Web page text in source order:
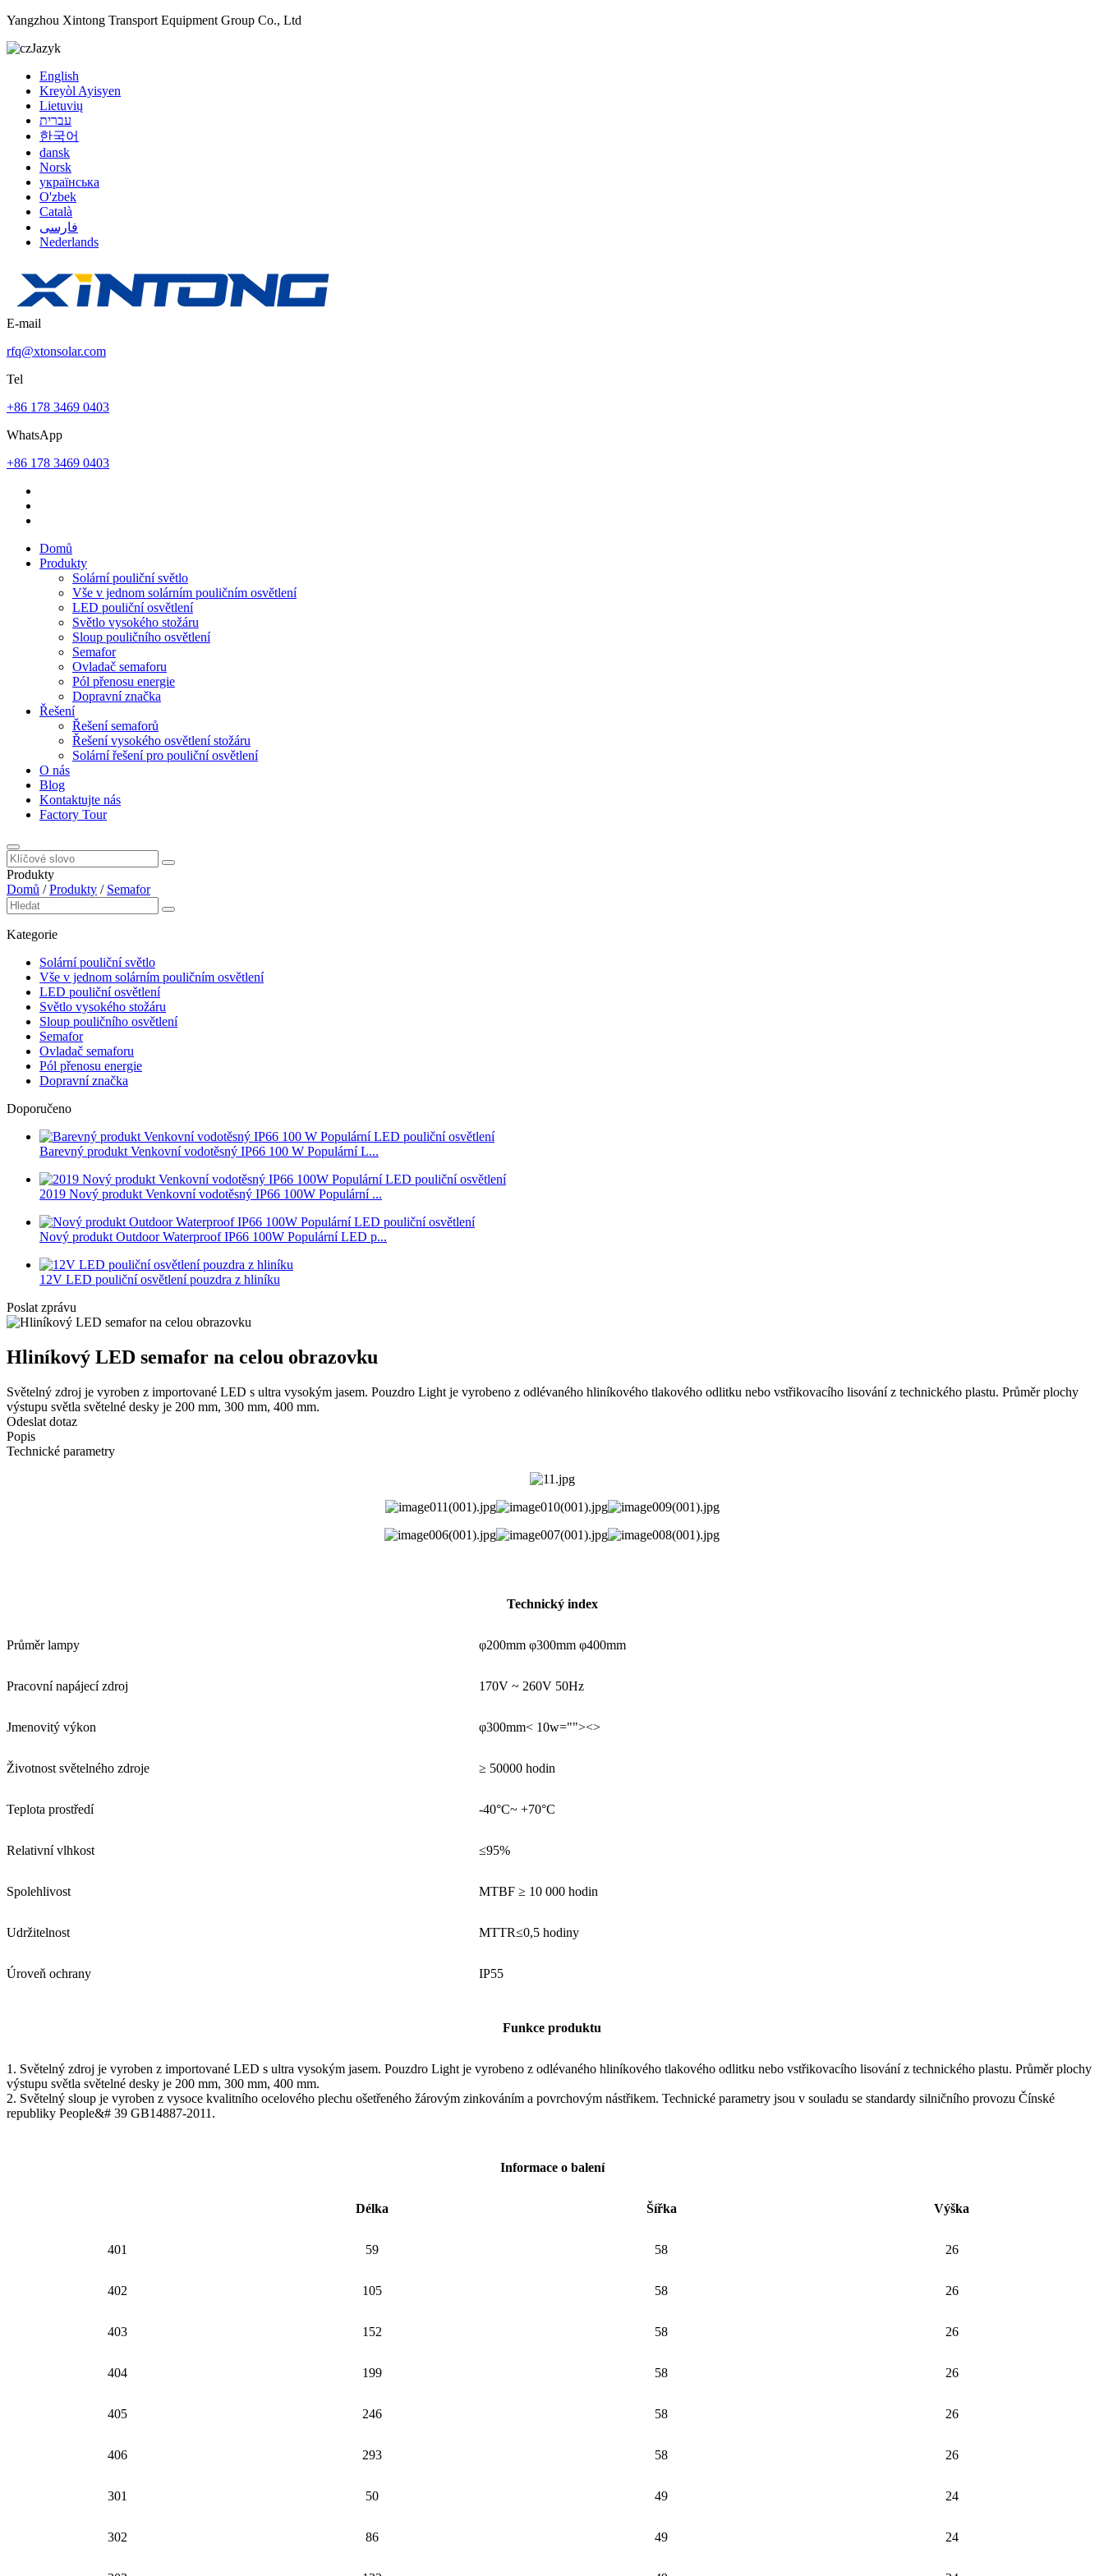
Yangzhou Xintong Transport Equipment Group Co., Ltd
Jazyk
English
Kreyòl Ayisyen
Lietuvių
עברית
한국어
dansk
Norsk
українська
O'zbek
Català
فارسی
Nederlands
E-mail
rfq@xtonsolar.com
Tel
+86 178 3469 0403
WhatsApp
+86 178 3469 0403
Domů
Produkty
Solární pouliční světlo
Vše v jednom solárním pouličním osvětlení
LED pouliční osvětlení
Světlo vysokého stožáru
Sloup pouličního osvětlení
Semafor
Ovladač semaforu
Pól přenosu energie
Dopravní značka
Řešení
Řešení semaforů
Řešení vysokého osvětlení stožáru
Solární řešení pro pouliční osvětlení
O nás
Blog
Kontaktujte nás
Factory Tour
Produkty
Domů /Produkty / Semafor
Kategorie
Solární pouliční světlo
Vše v jednom solárním pouličním osvětlení
LED pouliční osvětlení
Světlo vysokého stožáru
Sloup pouličního osvětlení
Semafor
Ovladač semaforu
Pól přenosu energie
Dopravní značka
Doporučeno
Barevný produkt Venkovní vodotěsný IP66 100 W Populární L...
2019 Nový produkt Venkovní vodotěsný IP66 100W Populární ...
Nový produkt Outdoor Waterproof IP66 100W Populární LED p...
12V LED pouliční osvětlení pouzdra z hliníku
Poslat zprávu
Hliníkový LED semafor na celou obrazovku
Světelný zdroj je vyroben z importované LED s ultra vysokým jasem. Pouzdro Light je vyrobeno z odlévaného hliníkového tlakového odlitku nebo vstřikovacího lisování z technického plastu. Průměr plochy
výstupu světla světelné desky je 200 mm, 300 mm, 400 mm.
Odeslat dotaz
Popis
Technické parametry
Technický index
Průměr lampy φ200mm φ300mm φ400mm
Pracovní napájecí zdroj 170V ~ 260V 50Hz
Jmenovitý výkon φ300mm< 10w=""><>
Životnost světelného zdroje ≥ 50000 hodin
Teplota prostředí -40°C~ +70°C
Relativní vlhkost ≤95%
Spolehlivost MTBF ≥ 10 000 hodin
Udržitelnost MTTR≤0,5 hodiny
Úroveň ochrany IP55
Funkce produktu
1. Světelný zdroj je vyroben z importované LED s ultra vysokým jasem. Pouzdro Light je vyrobeno z odlévaného hliníkového tlakového odlitku nebo vstřikovacího lisování z technického plastu. Průměr plochy
výstupu světla světelné desky je 200 mm, 300 mm, 400 mm.
2. Světelný sloup je vyroben z vysoce kvalitního ocelového plechu ošetřeného žárovým zinkováním a povrchovým nástřikem. Technické parametry jsou v souladu se standardy silničního provozu Čínské
republiky People&# 39 GB14887-2011.
Informace o balení
Délka Šířka Výška
401 59 58 26
402 105 58 26
403 152 58 26
404 199 58 26
405 246 58 26
406 293 58 26
301 50 49 24
302 86 49 24